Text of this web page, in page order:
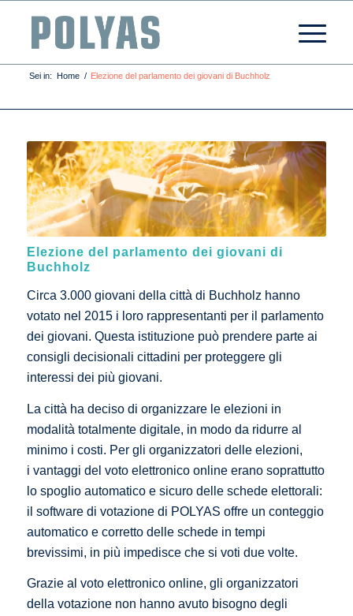
Sei in: Home / Elezione del parlamento dei giovani di Buchholz
Elezione del parlamento dei giovani di
Buchholz
Circa 3.000 giovani della città di Buchholz hanno
votato nel 2015 i loro rappresentanti per il parlamento
dei giovani. Questa istituzione può prendere parte ai
consigli decisionali cittadini per proteggere gli
interessi dei più giovani.
La città ha deciso di organizzare le elezioni in
modalità totalmente digitale, in modo da ridurre al
minimo i costi. Per gli organizzatori delle elezioni,
i vantaggi del voto elettronico online erano soprattutto
lo spoglio automatico e sicuro delle schede elettorali:
il software di votazione di POLYAS offre un conteggio
automatico e corretto delle schede in tempi
brevissimi, in più impedisce che si voti due volte.
Grazie al voto elettronico online, gli organizzatori
della votazione non hanno avuto bisogno degli